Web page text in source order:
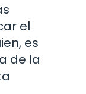
el
es
de la